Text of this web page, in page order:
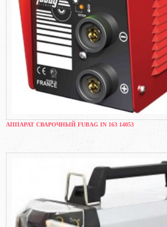
АППАРАТ СВАРОЧНЫЙ FUBAG IN 163 14053